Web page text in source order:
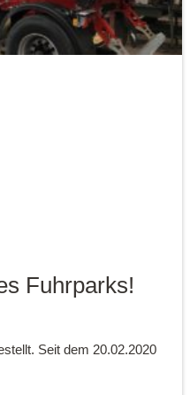
Fuhrparks!
Seit dem 20.02.2020